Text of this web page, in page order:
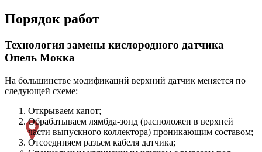
Порядок работ
Технология замены кислородного датчика
Опель Мокка
На большинстве модификаций верхний датчик меняется по
следующей схеме:
Открываем капот;
Обрабатываем лямбда-зонд (расположен в верхней
части выпускного коллектора) проникающим составом;
Отсоединяем разъем кабеля датчика;